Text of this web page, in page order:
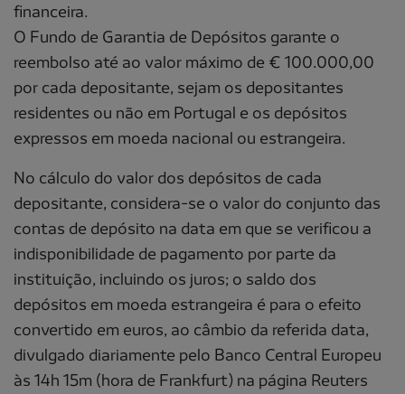
financeira.
O Fundo de Garantia de Depósitos garante o
reembolso até ao valor máximo de € 100.000,00
por cada depositante, sejam os depositantes
residentes ou não em Portugal e os depósitos
expressos em moeda nacional ou estrangeira.
No cálculo do valor dos depósitos de cada
depositante, considera-se o valor do conjunto das
contas de depósito na data em que se verificou a
indisponibilidade de pagamento por parte da
instituição, incluindo os juros; o saldo dos
depósitos em moeda estrangeira é para o efeito
convertido em euros, ao câmbio da referida data,
divulgado diariamente pelo Banco Central Europeu
às 14h 15m (hora de Frankfurt) na página Reuters